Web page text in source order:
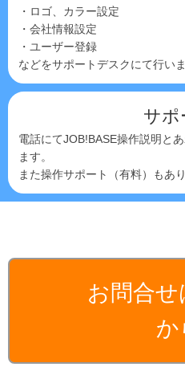
・ロゴ、カラー設定
・会社情報設定
・ユーザー登録
などをサポートデスクにて行いま
サポ
電話にてJOB!BASE操作説明と
ます。
また操作サポート（有料）もあ
お問合せ
か